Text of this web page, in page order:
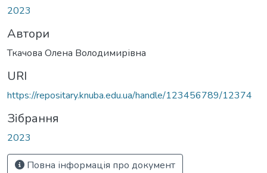
2023
Автори
Ткачова Олена Володимирівна
URI
https://repositary.knuba.edu.ua/handle/123456789/12374
Зібрання
2023
Повна інформація про документ